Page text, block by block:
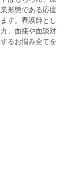
形態である応援
す。看護師とし
、面接や面談対
るお悩み全てを